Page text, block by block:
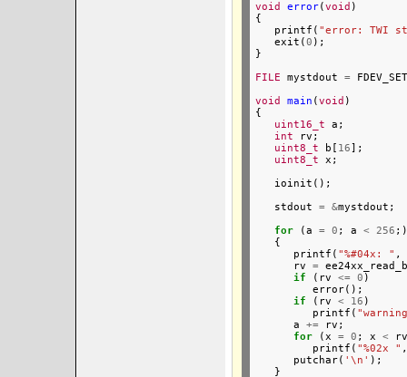
void
error( void )
{
   printf(
"error: TWI
   exit(
0 );
}
FILE mystdout =
void
main ( void )
{
uint16_t a;
int rv;
uint8_t b[ 16 ];
uint8_t x;
   ioinit();
   stdout
= &mystdout;
for (a = 0 ; a < 256 ;)
   {
      printf(
"%#04x: " ,
      rv
=
if (rv <= 0 )
         error();
if (rv < 16 )
         printf(
      a
+= rv;
for (x = 0 ; x <
         printf(
"%02x "
      putchar(
'\n' );